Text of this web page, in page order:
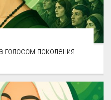
голосом поколения